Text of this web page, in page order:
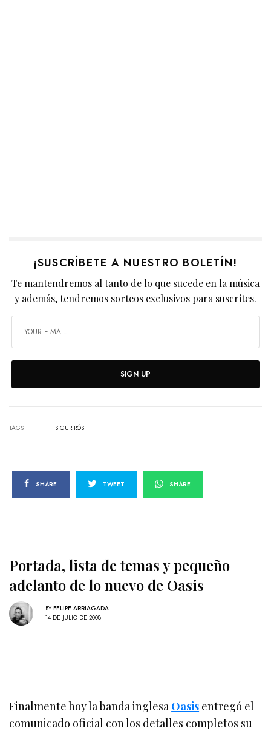
¡SUSCRÍBETE A NUESTRO BOLETÍN!
Te mantendremos al tanto de lo que sucede en la música
y además, tendremos sorteos exclusivos para suscrites.
SIGN UP
TAGS SIGUR RÓS
SHARE TWEET SHARE
Portada, lista de temas y pequeño
adelanto de lo nuevo de Oasis
BY FELIPE ARRIAGADA
14 DE JULIO DE 2008
Finalmente hoy la banda inglesa Oasis entregó el
comunicado oficial con los detalles completos su